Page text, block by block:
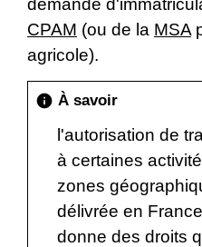
demande
CPAM (ou de la MSA
agricole).
info À savoir
l'autorisation de
à certaines
zones
délivrée en
donne des droits